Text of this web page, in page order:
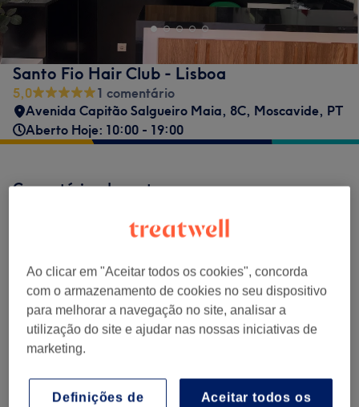
Santo Fio Hair Club - Lisboa
5,0
1 comentário
Avenida Capitão Salgueiro Maia, 8C, Moscavide, PT
Aberto Hoje: 10:00 - 19:00
Comentários do centro
5,0 1 comentário
Ambiente
Limpeza
Empregados
Ao clicar em "Aceitar todos os cookies", concorda
com o armazenamento de cookies no seu dispositivo
para melhorar a navegação no site, analisar a
utilização do site e ajudar nas nossas iniciativas de
marketing.
Aceitar todos os
Definições de